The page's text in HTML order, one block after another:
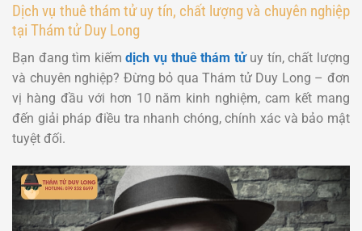
Dịch vụ thuê thám tử uy tín, chất lượng và chuyên nghiệp
tại Thám tử Duy Long
Bạn đang tìm kiếmdịch vụ thuê thám tửuy tín, chất lượng
và chuyên nghiệp? Đừng bỏ qua Thám tử Duy Long – đơn
vị hàng đầu với hơn 10 năm kinh nghiệm, cam kết mang
đến giải pháp điều tra nhanh chóng, chính xác và bảo mật
tuyệt đối.